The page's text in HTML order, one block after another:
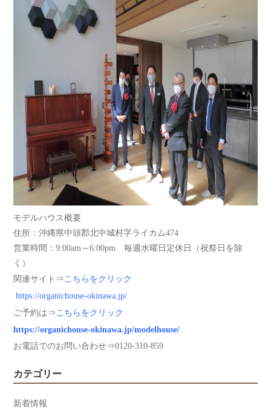
モデルハウス概要
住所：沖縄県中頭郡北中城村字ライカム474
営業時間：9:00am～6:00pm 毎週水曜日定休日（祝祭日を除
く）
関連サイト⇒こちらをクリック
https://organichouse-okinawa.jp/
ご予約は⇒こちらをクリック
https://organichouse-okinawa.jp/modelhouse/
お電話でのお問い合わせ⇒0120-310-859
カテゴリー
新着情報